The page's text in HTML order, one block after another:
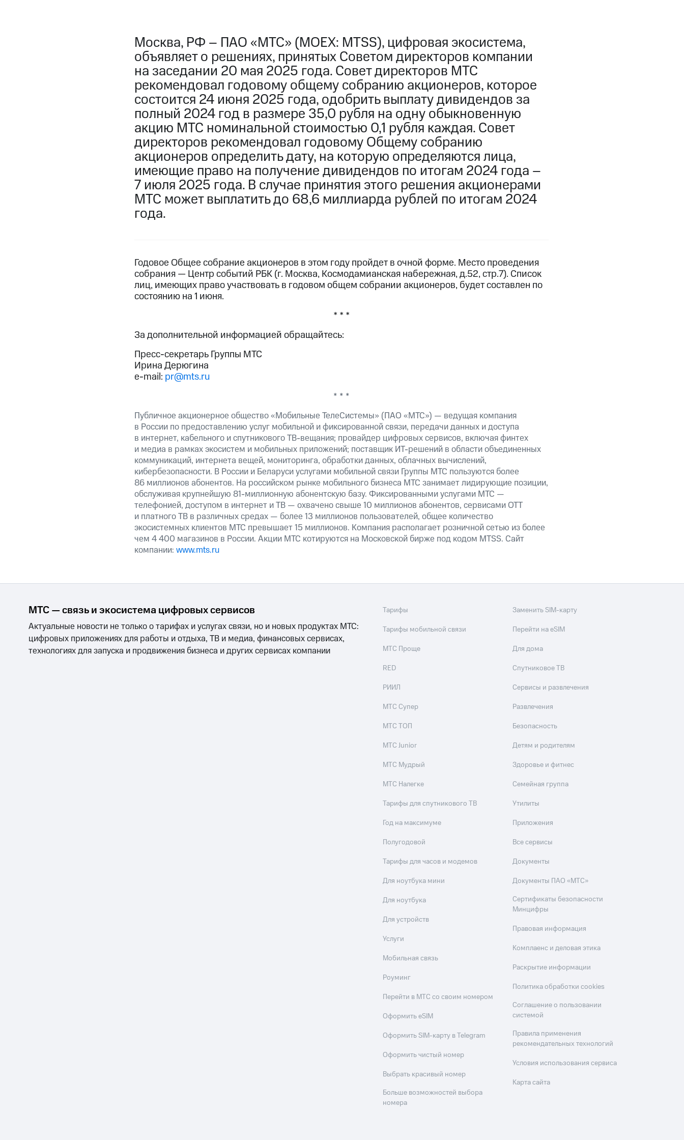
Москва, РФ – ПАО «МТС» (MOEX: MTSS), цифровая экосистема,
объявляет о решениях, принятых Советом директоров компании
на заседании 20 мая 2025 года. Совет директоров МТС
рекомендовал годовому общему собранию акционеров, которое
состоится 24 июня 2025 года, одобрить выплату дивидендов за
полный 2024 год в размере 35,0 рубля на одну обыкновенную
акцию МТС номинальной стоимостью 0,1 рубля каждая. Совет
директоров рекомендовал годовому Общему собранию
акционеров определить дату, на которую определяются лица,
имеющие право на получение дивидендов по итогам 2024 года –
7 июля 2025 года. В случае принятия этого решения акционерами
МТС может выплатить до 68,6 миллиарда рублей по итогам 2024
года.
Годовое Общее собрание акционеров в этом году пройдет в очной форме. Место проведения
собрания — Центр событий РБК (г. Москва, Космодамианская набережная, д.52, стр.7). Список
лиц, имеющих право участвовать в годовом общем собрании акционеров, будет составлен по
состоянию на 1 июня.
* * *
За дополнительной информацией обращайтесь:
Пресс-секретарь Группы МТС
Ирина Дерюгина
e-mail: pr@mts.ru
* * *
Публичное акционерное общество «Мобильные ТелеСистемы» (ПАО «МТС») — ведущая компания
в России по предоставлению услуг мобильной и фиксированной связи, передачи данных и доступа
в интернет, кабельного и спутниковогоТВ-вещания; провайдер цифровых сервисов, включая финтех
и медиа в рамках экосистем и мобильных приложений; поставщик ИТ-решенийв области объединенных
коммуникаций, интернета вещей, мониторинга, обработки данных, облачных вычислений,
кибербезопасности. В России и Беларуси услугами мобильной связи Группы МТС пользуются более
86 миллионов абонентов. На российском рынке мобильного бизнеса МТС занимает лидирующие позиции,
обслуживая крупнейшую 81-миллионную абонентскую базу. Фиксированными услугами МТС —
телефонией, доступом в интернет и ТВ — охвачено свыше 10 миллионов абонентов, сервисами OTT
и платного ТВ в различных средах — более 13 миллионов пользователей, общее количество
экосистемных клиентов МТС превышает 15 миллионов. Компания располагает розничной сетью из более
чем 4 400 магазинов в России. Акции МТС котируются на Московской бирже под кодом MTSS. Сайт
компании: www.mts.ru
МТС — связь и экосистема цифровых сервисов
Актуальные новости не только о тарифах и услугах связи, но и новых продуктах МТС:
цифровых приложениях для работы и отдыха, ТВ и медиа, финансовых сервисах,
технологиях для запуска и продвижения бизнеса и других сервисах компании
Тарифы
Тарифы мобильной связи
МТС Проще
RED
РИИЛ
МТС Супер
МТС ТОП
МТС Junior
МТС Мудрый
МТС Налегке
Тарифы для спутникового ТВ
Год на максимуме
Полугодовой
Тарифы для часов и модемов
Для ноутбука мини
Для ноутбука
Для устройств
Услуги
Мобильная связь
Роуминг
Перейти в МТС со своим номером
Оформить eSIM
Оформить SIM-карту в Telegram
Оформить чистый номер
Выбрать красивый номер
Больше возможностей выбора
номера
Заменить SIM-карту
Перейти на eSIM
Для дома
Спутниковое ТВ
Сервисы и развлечения
Развлечения
Безопасность
Детям и родителям
Здоровье и фитнес
Семейная группа
Утилиты
Приложения
Все сервисы
Документы
Документы ПАО «МТС»
Сертификаты безопасности
Минцифры
Правовая информация
Комплаенс и деловая этика
Раскрытие информации
Политика обработки cookies
Соглашение о пользовании
системой
Правила применения
рекомендательных технологий
Условия использования сервиса
Карта сайта